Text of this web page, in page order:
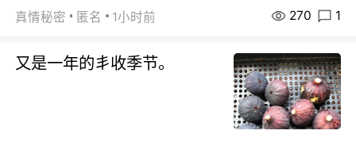
真情秘密 匿名 1小时前 270 1
又是一年的丯收季节。